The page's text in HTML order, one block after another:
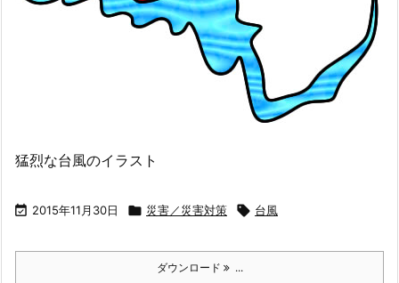
猛烈な台風のイラスト
 2015年11月30日  災害／災害対策  台風
ダウンロード ...